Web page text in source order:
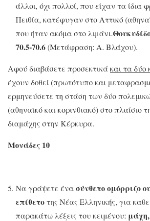
άλλοι, όχι πολλοί, που είχαν τα ίδια
Πειθία, κατέφυγαν στο Αττικό
που ήταν ακόμα στο λιμάνι.
70.5-70.6(Μετάφραση: Α. Βλάχου).
Αφού διαβάσετε προσεκτικάκαι τα δύο
έχουν δοθεί(πρωτότυπο και
ερμηνεύσετε τη στάση των δύο
(αθηναϊκό και κορινθιακό) στο πλαίσιο
διαμάχης στην Κέρκυρα.
Μονάδες 10
Να γράψετε ένασύνθετο ομόρριζο
επίθετοτης Νέας Ελληνικής, για
παρακάτω λέξεις του κειμένου: